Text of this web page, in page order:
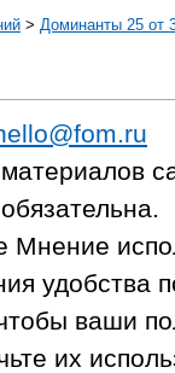
> Доминанты 25 от
удобства
ваши
их